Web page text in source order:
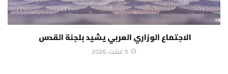
الاجتماع الوزاري العربي يشيد بلجنة القدس
5 غشت، 2026